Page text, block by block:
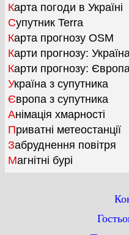
Карта погоди в Україні
Супутник Terra
Карта прогнозу OSM
Карти прогнозу:
Карти прогнозу:
Україна з супутника
Європа з супутника
Анімація хмарності
Приватні метеостанції
Забруднення повітря
Магнітні бурі